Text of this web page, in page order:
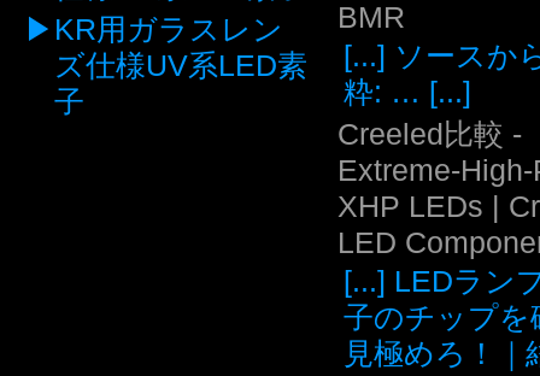
KR用ガラスレン
ズ仕様UV系LED素
子
BMR
[...] ソースか
粋: … [...]
Creeled比較 -
Extreme-
XHP LEDs |
LED
[...] LEDラン
子のチップを
見極めろ！｜